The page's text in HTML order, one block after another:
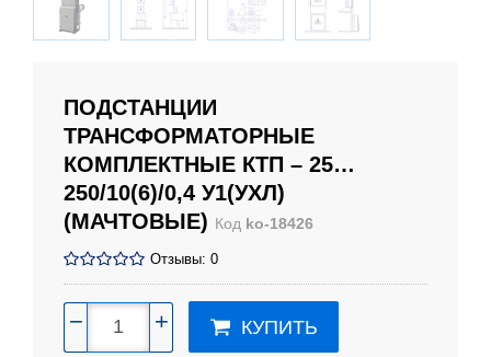
ПОДСТАНЦИИ
ТРАНСФОРМАТОРНЫЕ
КОМПЛЕКТНЫЕ КТП – 25…
250/10(6)/0,4 У1(УХЛ)
(МАЧТОВЫЕ) Код ko-18426
Отзывы: 0
− + КУПИТЬ